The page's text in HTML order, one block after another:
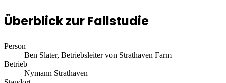
Überblick zur Fallstudie
Person
Ben Slater, Betriebsleiter von Strathaven Farm
Betrieb
Nymann Strathaven